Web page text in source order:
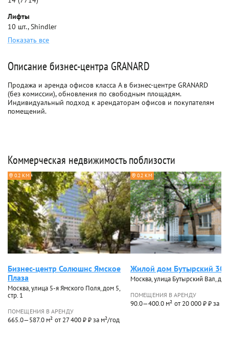
Лифты
10 шт., Shindler
Показать все
Описание бизнес-центра GRANARD
Продажа и аренда офисов класса A в бизнес-центре GRANARD
(без комиссии), обновления по свободным площадям.
Индивидуальный подход к арендаторам офисов и покупателям
помещений.
Коммерческая недвижимость поблизости
0.2 КМ
Бизнес-центр Солюшнс Ямское
Плаза
Москва, улица 5-я Ямского Поля, дом 5,
стр. 1
ПОМЕЩЕНИЯ В АРЕНДУ
665.0—587.0 м² от 27 400 ₽ ₽ за м²/год
0.2 КМ
Жилой дом Бутырский 30
Москва, улица Бутырский Вал,
ПОМЕЩЕНИЯ В АРЕНДУ
90.0—400.0 м² от 20 000 ₽ ₽ за